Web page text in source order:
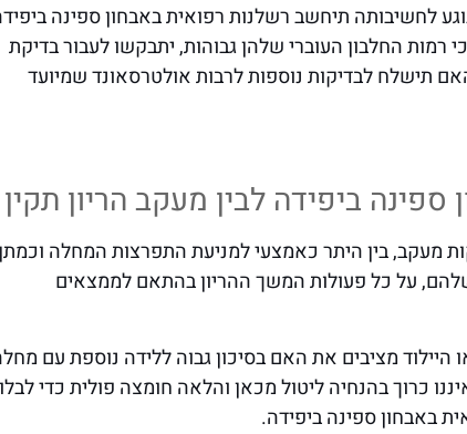
לחשיבותה תיחשב רשלנות רפואית באבחון ספינה
החלבון העוברי שלהן גבוהות, יתבקשו לעבור בדיקת
תישלח לבדיקות נוספות לרבות אולטרסאונד שמיועד
ביפידה לבין מעקב הריון תקין
מעקב, בין היתר כאמצעי למניעת התפרצות המחלה
על כל פעולות המשך ההריון בהתאם לממצאים
היילוד מציבים את האם בסיכון גבוה ללידה נוספת עם
כרוך בהנחיה ליטול מכאן והלאה חומצה פולית כדי
באבחון ספינה ביפידה.